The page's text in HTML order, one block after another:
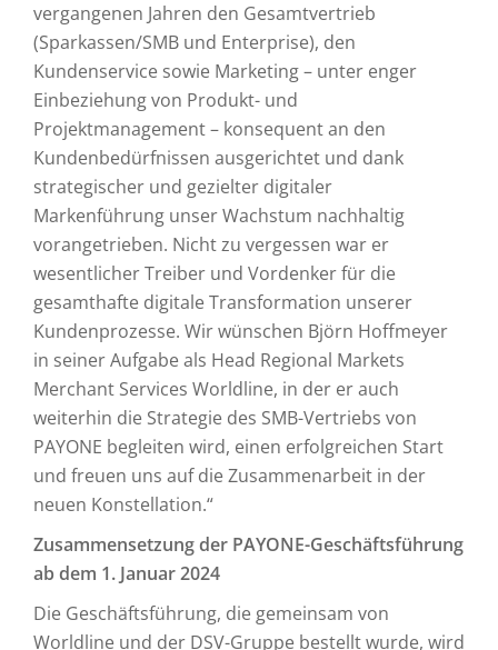
vergangenen Jahren den Gesamtvertrieb
(Sparkassen/SMB und Enterprise), den
Kundenservice sowie Marketing – unter enger
Einbeziehung von Produkt- und
Projektmanagement – konsequent an den
Kundenbedürfnissen ausgerichtet und dank
strategischer und gezielter digitaler
Markenführung unser Wachstum nachhaltig
vorangetrieben. Nicht zu vergessen war er
wesentlicher Treiber und Vordenker für die
gesamthafte digitale Transformation unserer
Kundenprozesse. Wir wünschen Björn Hoffmeyer
in seiner Aufgabe als Head Regional Markets
Merchant Services Worldline, in der er auch
weiterhin die Strategie des SMB-Vertriebs von
PAYONE begleiten wird, einen erfolgreichen Start
und freuen uns auf die Zusammenarbeit in der
neuen Konstellation.“
Zusammensetzung der PAYONE-Geschäftsführung
ab dem 1. Januar 2024
Die Geschäftsführung, die gemeinsam von
Worldline und der DSV-Gruppe bestellt wurde, wird